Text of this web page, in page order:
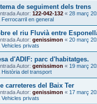
de seguiment dels trens
Autor: 122-042-132 « 28 març
Ferrocarril en general
el riu Fluvià entre
Autor: genissimon « 20 març
Vehicles privats
d'ADIF: parc d'habitatges.
Autor: genissimon « 19 març
Història del transport
carreteres del Baix Ter
Autor: genissimon « 17 març
Vehicles privats